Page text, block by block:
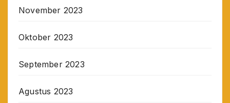
November 2023
Oktober 2023
September 2023
Agustus 2023